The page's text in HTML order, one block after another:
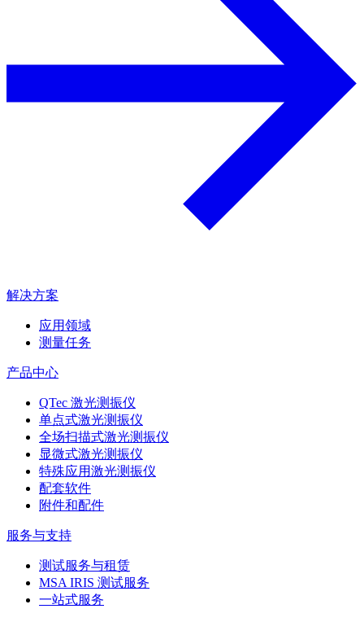
解决方案
应用领域
测量任务
产品中心
QTec 激光测振仪
单点式激光测振仪
全场扫描式激光测振仪
显微式激光测振仪
特殊应用激光测振仪
配套软件
附件和配件
服务与支持
测试服务与租赁
MSA IRIS 测试服务
一站式服务